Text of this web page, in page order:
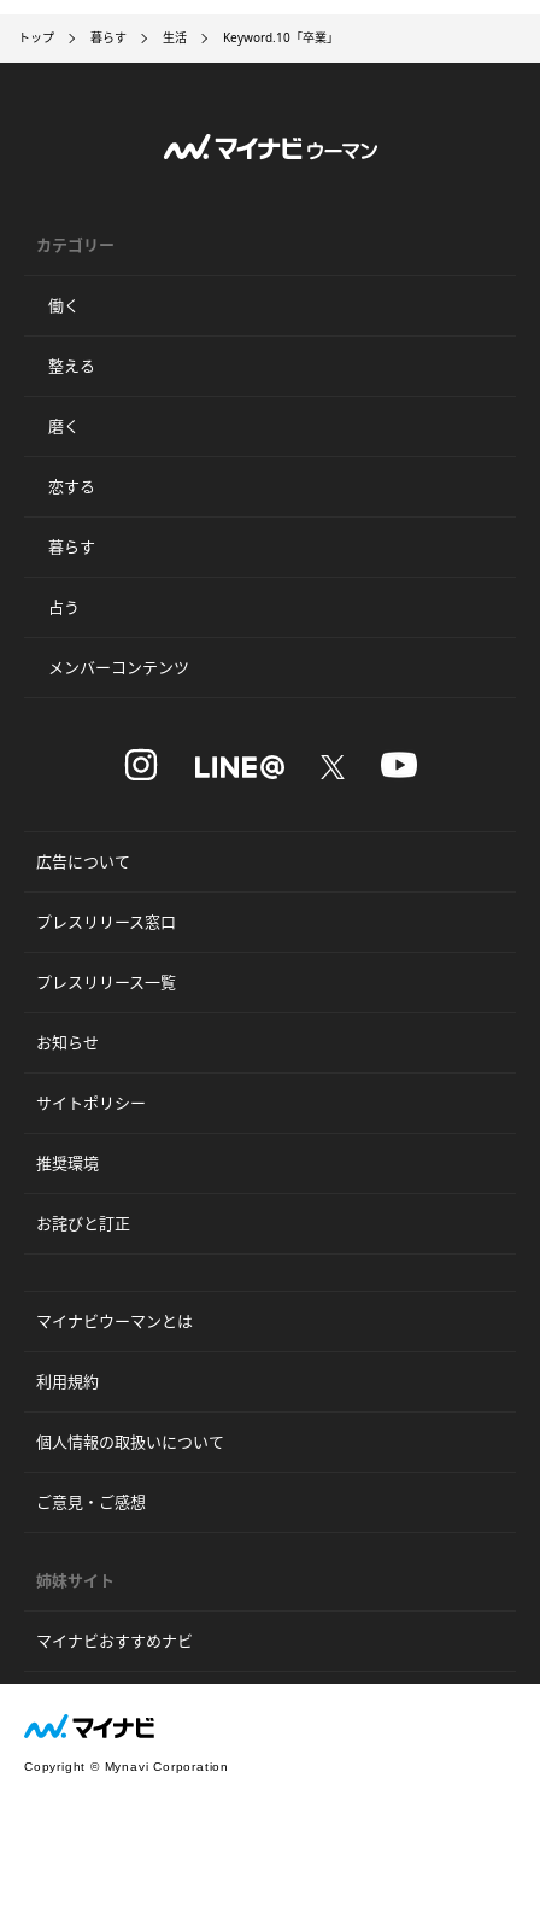
トップ 暮らす 生活 Keyword.10「卒業」
カテゴリー
働く
整える
磨く
恋する
暮らす
占う
メンバーコンテンツ
広告について
プレスリリース窓口
プレスリリース一覧
お知らせ
サイトポリシー
推奨環境
お詫びと訂正
マイナビウーマンとは
利用規約
個人情報の取扱いについて
ご意見・ご感想
姉妹サイト
マイナビおすすめナビ
Copyright © Mynavi Corporation